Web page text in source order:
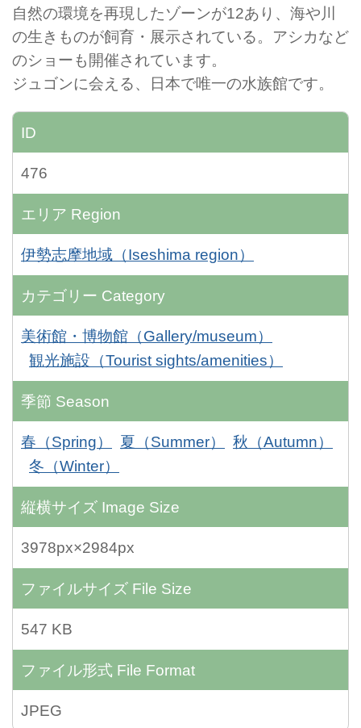
自然の環境を再現したゾーンが12あり、海や川
の生きものが飼育・展示されている。アシカなど
のショーも開催されています。
ジュゴンに会える、日本で唯一の水族館です。
ID
476
エリア Region
伊勢志摩地域（Iseshima region）
カテゴリー Category
美術館・博物館（Gallery/museum）
観光施設（Tourist sights/amenities）
季節 Season
春（Spring） 夏（Summer）
秋（Autumn）
冬（Winter）
縦横サイズ Image Size
3978px×2984px
ファイルサイズ File Size
547 KB
ファイル形式 File Format
JPEG